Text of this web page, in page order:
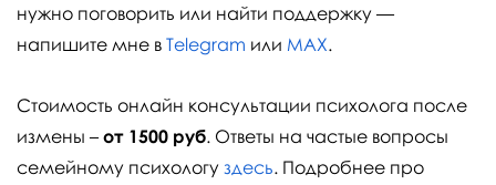
нужно поговорить или найти поддержку —
напишите мне в Telegram или MAX.
Стоимость онлайн консультации психолога после
измены – от 1500 руб. Ответы на частые вопросы
семейному психологу здесь. Подробнее про